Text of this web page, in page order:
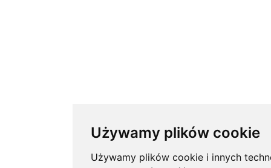
Używamy plików cookie
Używamy plików cookie i innych